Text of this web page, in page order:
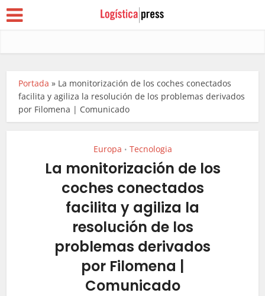
Portada » La monitorización de los coches conectados
facilita y agiliza la resolución de los problemas derivados
por Filomena | Comunicado
Europa • Tecnologia
La monitorización de los
coches conectados
facilita y agiliza la
resolución de los
problemas derivados
por Filomena |
Comunicado